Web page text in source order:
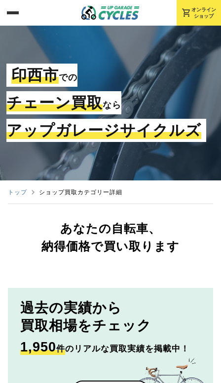
shopping_cart オンライン
ショップ
印西市での
チェーン買取なら
アップガレージサイクルズ
トップ ショップ買取カテゴリー詳細
あなたの自転車、
納得価格で買い取ります
過去の実績から
買取相場をチェック
1,950件のリアルな買取実績を掲載中！